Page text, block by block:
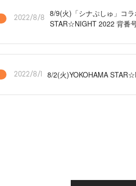
2022/8/8
8/9(火)「シナぷしゅ」コ
STAR☆NIGHT 2022 背番
2022/8/1 8/2(火)YOKOHAMA